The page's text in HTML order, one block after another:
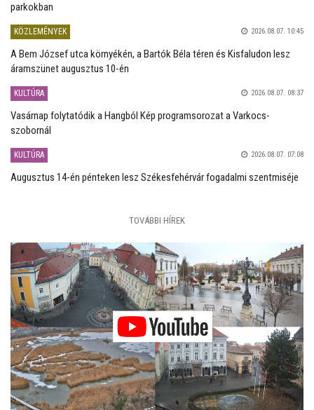
parkokban
KÖZLEMÉNYEK 2026.08.07. 10:45
A Bem József utca környékén, a Bartók Béla téren és Kisfaludon lesz
áramszünet augusztus 10-én
KULTÚRA 2026.08.07. 08:37
Vasárnap folytatódik a Hangból Kép programsorozat a Varkocs-
szobornál
KULTÚRA 2026.08.07. 07:08
Augusztus 14-én pénteken lesz Székesfehérvár fogadalmi szentmiséje
TOVÁBBI HÍREK